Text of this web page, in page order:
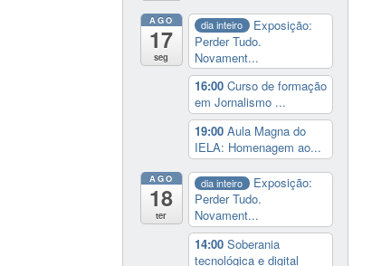
AGO
17
seg
dia inteiro
Exposição:
Perder Tudo.
Novament...
16:00 Curso de formação
em Jornalismo ...
19:00 Aula Magna do
IELA: Homenagem ao...
AGO
18
ter
dia inteiro
Exposição:
Perder Tudo.
Novament...
14:00 Soberania
tecnológica e digital